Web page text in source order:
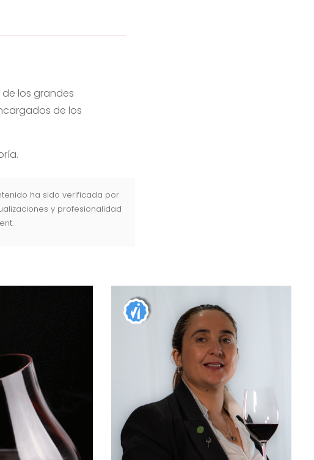
los grandes
de los
ha sido verificada por
y profesionalidad